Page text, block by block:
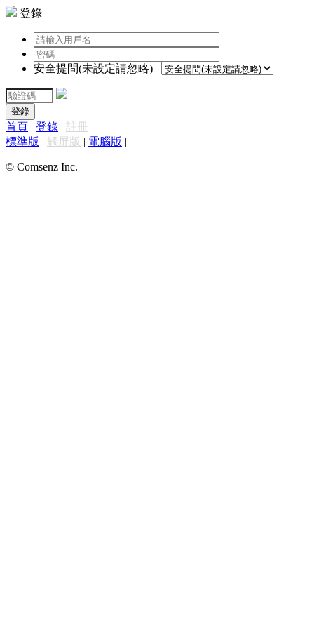
登錄
安全提問(未設定請忽略)
登錄
首頁 | 登錄 | 註冊
標準版 | 觸屏版 | 電腦版 |
© Comsenz Inc.